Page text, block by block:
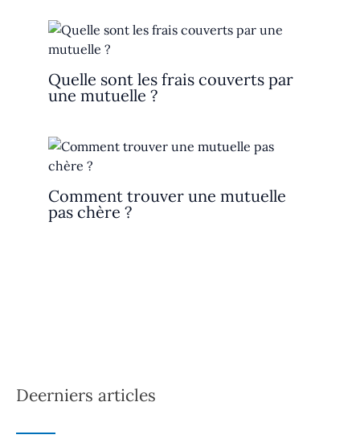
Quelle sont les frais couverts par
une mutuelle ?
Comment trouver une mutuelle
pas chère ?
Deerniers articles